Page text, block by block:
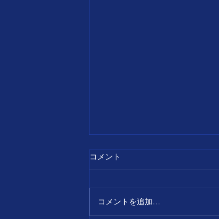
7月28日
【誕生日の名言】 すべて
ればチャンスとなり、 後ろ
向きに考えればピンチとなる。
コメント
コメントを追加…